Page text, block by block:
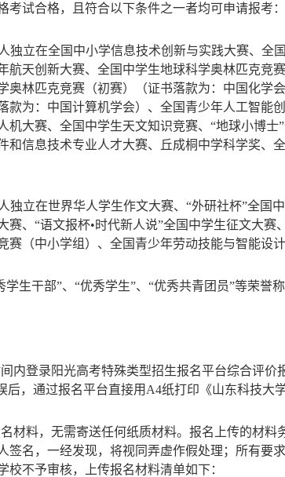
试合格，且符合以下条件之一者均可申请报考：
独立在全国中小学信息技术创新与实践大赛、
航天创新大赛、全国中学生地球科学奥林匹克
奥林匹克竞赛（初赛）（证书落款为：中国化
款为：中国计算机学会）、全国青少年人工智
机大赛、全国中学生天文知识竞赛、“地球小博
和信息技术专业人才大赛、丘成桐中学科学奖
独立在世界华人学生作文大赛、“外研社杯”全
赛、“语文报杯•时代新人说”全国中学生征文大
赛（中小学组）、全国青少年劳动技能与智能设
学生干部”、“优秀学生”、“优秀共青团员”等荣誉称
内登录阳光高考特殊类型招生报名平台综合评价
后，通过报名平台直接用A4纸打印《山东科技大
材料，无需寄送任何纸质材料。报名上传的材
签名，一经发现，将视同弄虚作假处理；所有
不予审核，上传报名材料清单如下：